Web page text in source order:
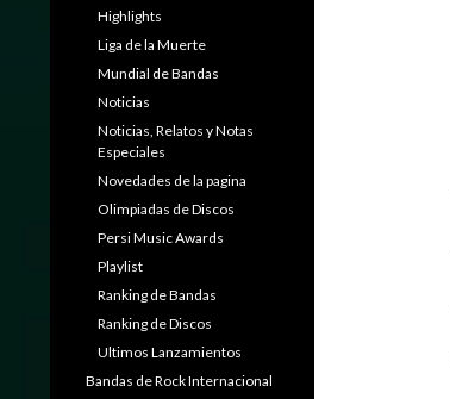
Highlights
Liga de la Muerte
Mundial de Bandas
Noticias
Noticias, Relatos y Notas
Especiales
Novedades de la pagina
Olimpiadas de Discos
Persi Music Awards
Playlist
Ranking de Bandas
Ranking de Discos
Ultimos Lanzamientos
Bandas de Rock Internacional